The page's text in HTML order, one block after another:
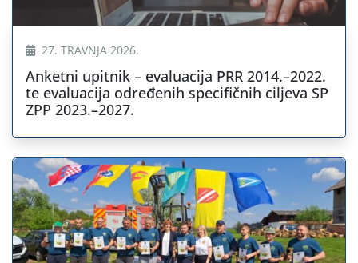
27. TRAVNJA 2026.
Anketni upitnik – evaluacija PRR 2014.–2022.
te evaluacija određenih specifičnih ciljeva SP
ZPP 2023.–2027.